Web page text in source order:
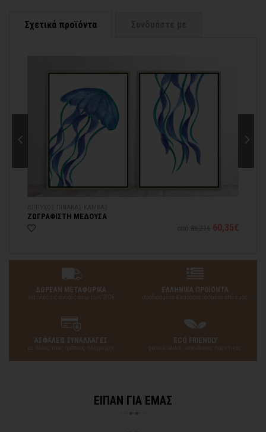
Σχετικά προϊόντα
ΖΩΓΡΑΦΙΣΤΗ ΜΕΔΟΥΣΑ
60,35€
ΔΩΡΕΑΝ ΜΕΤΑΦΟΡΙΚΑ
για όλες τις αγορές άνω των 200€
ΕΛΛΗΝΙΚΑ ΠΡΟΪΟΝΤΑ
σχεδιασμένα & κατασκευασμένα από εμάς
ΑΣΦΑΛΕΙΣ ΣΥΝΑΛΛΑΓΕΣ
με όλους τους τρόπους πληρωμής
ECO FRIENDLY
φυσικά υλικά - υπεύθυνες πρακτικές
ΕΙΠΑΝ ΓΙΑ ΕΜΑΣ